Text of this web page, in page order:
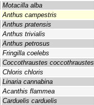
Motacilla alba
Anthus campestris
Anthus pratensis
Anthus trivialis
Anthus petrosus
Fringilla coelebs
Coccothraustes coccothraustes
Chloris chloris
Linaria cannabina
Acanthis flammea
Carduelis carduelis